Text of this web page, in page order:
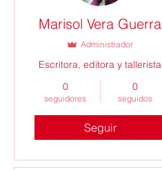
Marisol Vera Guerra
Administrador
Escritora, editora y tallerista
0
seguidores
0
seguidos
Seguir